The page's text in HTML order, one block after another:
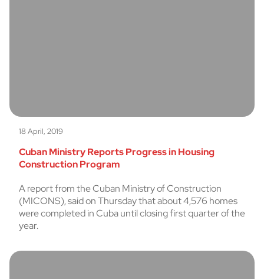
18 April, 2019
Cuban Ministry Reports Progress in Housing
Construction Program
A report from the Cuban Ministry of Construction
(MICONS), said on Thursday that about 4,576 homes
were completed in Cuba until closing first quarter of the
year.